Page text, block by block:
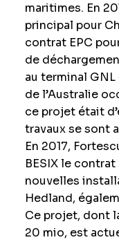
maritimes. En
principal pour
contrat EPC
de
au terminal
de l’Australie
ce projet était
travaux se sont
En 2017,
BESIX le
nouvelles
Hedland,
Ce projet, dont
20 mio, est